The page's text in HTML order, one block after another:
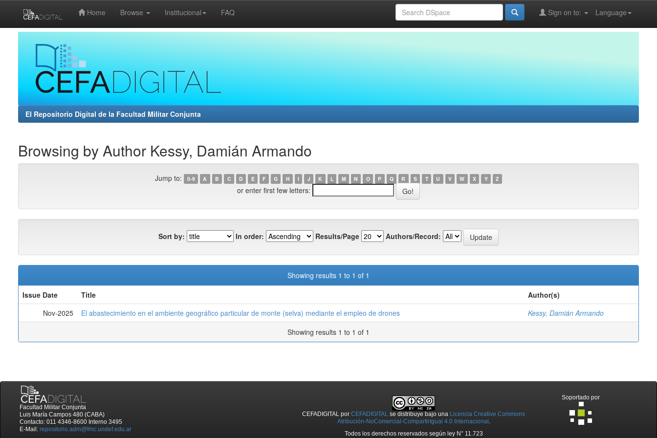
Home Browse Institucional FAQ Language
Sign on to:
El Repositorio Digital de la Facultad Militar Conjunta
Browsing by Author Kessy, Damián Armando
Jump to: 0-9 A B C D E F G H I J K L M N O P Q R S T U V W X Y Z
or enter first few letters:
Sort by: In order: Results/Page Authors/Record:
Showing results 1 to 1 of 1
Issue Date
Title
Author(s)
Nov-2025
El abastecimiento en el ambiente geográfico particular de monte (selva) mediante el empleo de drones
Kessy, Damián Armando
Showing results 1 to 1 of 1
Facultad Militar Conjunta
Luis María Campos 480 (CABA)
Contacto: 011 4346-8600 Interno 3495
E-Mail: repositorio.adm@fmc.undef.edu.ar
CEFADIGITAL porCEFADIGITAL se distribuye bajo una Licencia Creative Commons
Atribución-NoComercial-CompartirIgual 4.0 Internacional .
Todos los derechos reservados según ley N° 11.723
Soportado por